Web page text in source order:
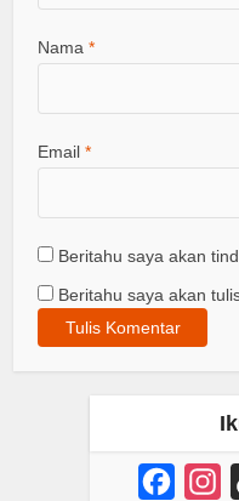
Nama*
Email*
Beritahu saya akan
Beritahu saya akan